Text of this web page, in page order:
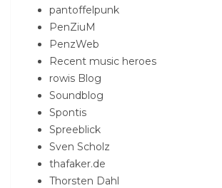
pantoffelpunk
PenZiuM
PenzWeb
Recent music heroes
rowis Blog
Soundblog
Spontis
Spreeblick
Sven Scholz
thafaker.de
Thorsten Dahl